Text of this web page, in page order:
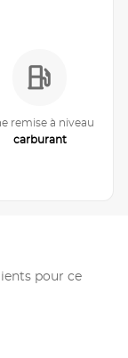
remise à niveau
carburant
pour ce